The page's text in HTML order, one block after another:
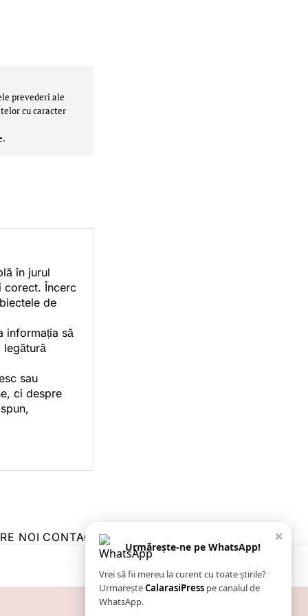
prevederi ale
cu caracter
în jurul
corect. Încerc
de
informația să
legătură
sau
ci despre
NOI CONTACT ZIARUL ANUNȚUL CĂLĂRĂȘEAN
×
Urmărește-ne pe WhatsApp!
Vrei să fii mereu la curent cu toate știrile?
UrmareșteCalarasiPress pe canalul de
WhatsApp.